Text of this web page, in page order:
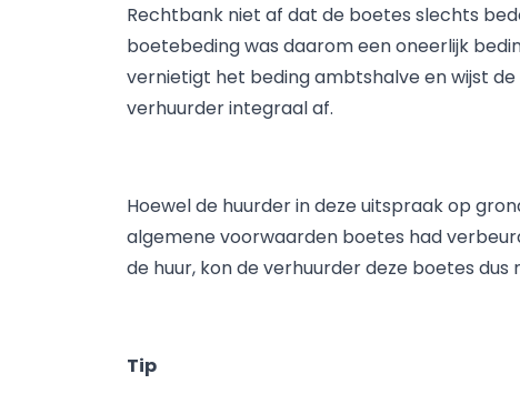
Rechtbank niet af dat de boetes slechts
boetebeding was daarom een oneerlijk
vernietigt het beding ambtshalve en wijst
verhuurder integraal af.
Hoewel de huurder in deze uitspraak op
algemene voorwaarden boetes had
de huur, kon de verhuurder deze boetes dus
Tip